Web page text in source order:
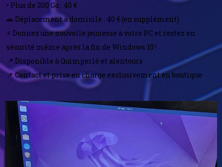
• Plus de 200 Go : 40 €
🚗 Déplacement à domicile : 40 € (en supplément)
⚡ Donnez une nouvelle jeunesse à votre PC et restez en
sécurité même après la fin de Windows 10 !
📍 Disponible à Quimperlé et alentours
📌 Contact et prise en charge exclusivement en boutique